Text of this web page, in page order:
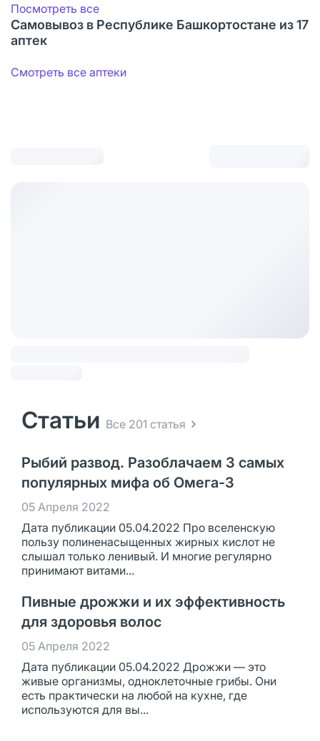
Посмотреть все
Самовывоз в Республике Башкортостане из 17
аптек
Смотреть все аптеки
Статьи Все 201 статья
Рыбий развод. Разоблачаем 3 самых
популярных мифа об Омега-3
05 Апреля 2022
Дата публикации 05.04.2022 Про вселенскую
пользу полиненасыщенных жирных кислот не
слышал только ленивый. И многие регулярно
принимают витами...
Пивные дрожжи и их эффективность
для здоровья волос
05 Апреля 2022
Дата публикации 05.04.2022 Дрожжи — это
живые организмы, одноклеточные грибы. Они
есть практически на любой на кухне, где
используются для вы...